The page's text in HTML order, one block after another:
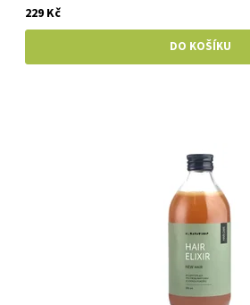
229 Kč